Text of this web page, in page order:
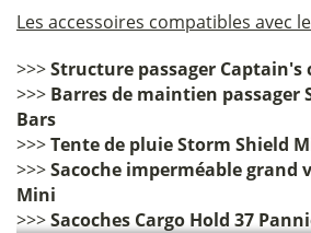
Les accessoires compatibles avec
>>>Structure passager Captain's
>>> Barres de maintien passager
Bars
>>>Tente de pluie Storm Shield
>>>Sacoche imperméable grand
Mini
>>>Sacoches Cargo Hold 37